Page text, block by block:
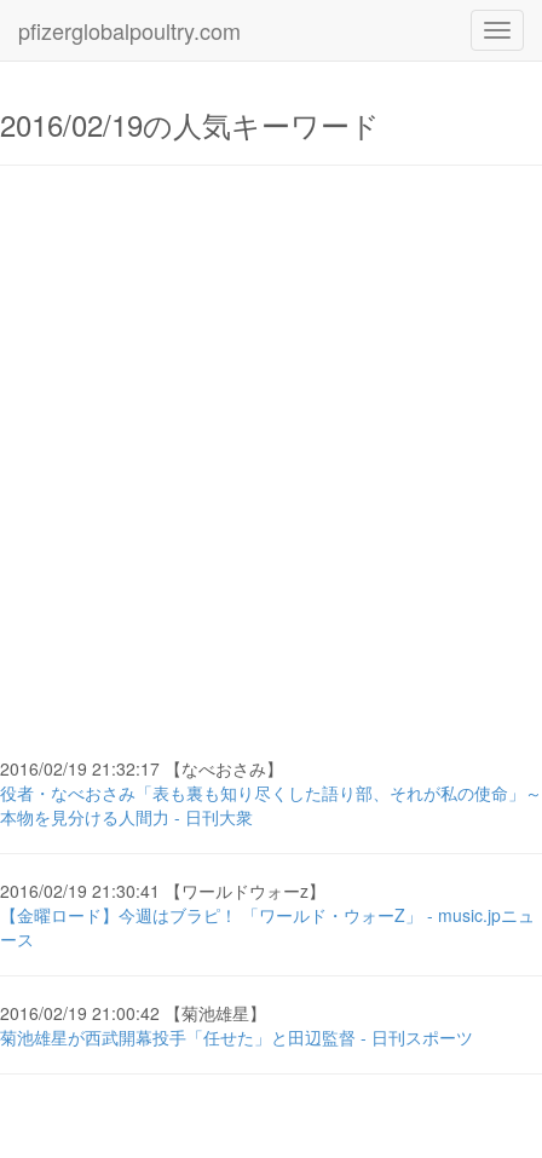
pfizerglobalpoultry.com
2016/02/19の人気キーワード
2016/02/19 21:32:17 【なべおさみ】
役者・なべおさみ「表も裏も知り尽くした語り部、それが私の使命」～
本物を見分ける人間力 - 日刊大衆
2016/02/19 21:30:41 【ワールドウォーz】
【金曜ロード】今週はブラピ！ 「ワールド・ウォーZ」 - music.jpニュ
ース
2016/02/19 21:00:42 【菊池雄星】
菊池雄星が西武開幕投手「任せた」と田辺監督 - 日刊スポーツ